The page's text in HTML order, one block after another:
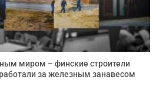
миром – финские строители
за железным занавесом